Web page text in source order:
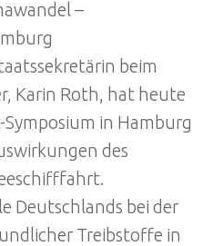
–
beim
Karin Roth, hat heute
in Hamburg
des
Deutschlands bei der
Treibstoffe in